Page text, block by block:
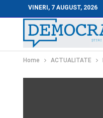
VINERI, 7 AUGUST, 2026
Home ACTUALITATE